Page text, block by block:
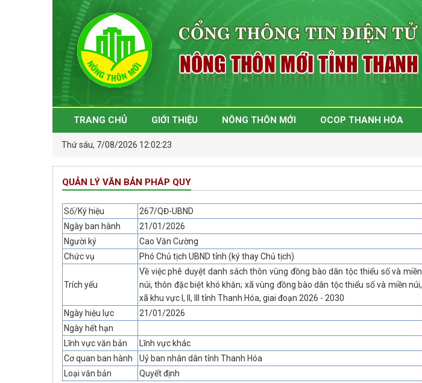
TRANG CHỦ GIỚI THIỆU NÔNG THÔN MỚI OCOP THANH HÓA
Thứ sáu, 7/08/2026 12:02:24
QUẢN LÝ VĂN BẢN PHÁP QUY
Số/Ký hiệu
267/QĐ-UBND
Ngày ban hành
21/01/2026
Người ký
Cao Văn Cường
Chức vụ
Phó Chủ tịch UBND tỉnh (ký thay Chủ tịch)
Trích yếu
Về việc phê duyệt danh sách thôn vùng đồng bào dân tộc thiểu số và miền
núi, thôn đặc biệt khó khăn; xã vùng đồng bào dân tộc thiểu số và miền núi,
xã khu vực I, II, III tỉnh Thanh Hóa, giai đoạn 2026 - 2030
Ngày hiệu lực
21/01/2026
Ngày hết hạn
Lĩnh vực văn bản
Lĩnh vực khác
Cơ quan ban hành
Uỷ ban nhân dân tỉnh Thanh Hóa
Loại văn bản
Quyết định